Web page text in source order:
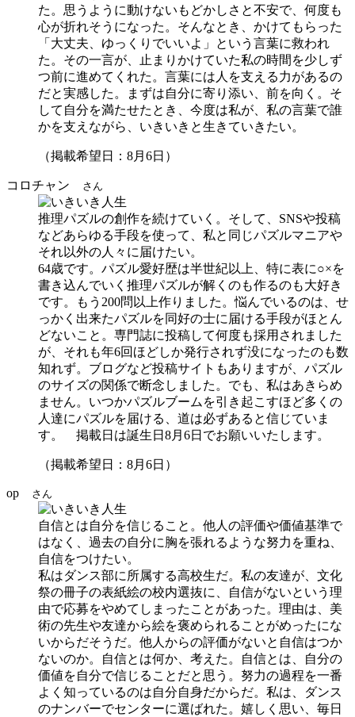
た。思うように動けないもどかしさと不安で、何度も
心が折れそうになった。そんなとき、かけてもらった
「大丈夫、ゆっくりでいいよ」という言葉に救われ
た。その一言が、止まりかけていた私の時間を少しず
つ前に進めてくれた。言葉には人を支える力があるの
だと実感した。まずは自分に寄り添い、前を向く。そ
して自分を満たせたとき、今度は私が、私の言葉で誰
かを支えながら、いきいきと生きていきたい。
（掲載希望日：8月6日）
コロチャン さん
推理パズルの創作を続けていく。そして、SNSや投稿
などあらゆる手段を使って、私と同じパズルマニアや
それ以外の人々に届けたい。
64歳です。パズル愛好歴は半世紀以上、特に表に○×を
書き込んでいく推理パズルが解くのも作るのも大好き
です。もう200問以上作りました。悩んでいるのは、せ
っかく出来たパズルを同好の士に届ける手段がほとん
どないこと。専門誌に投稿して何度も採用されました
が、それも年6回ほどしか発行されず没になったのも数
知れず。ブログなど投稿サイトもありますが、パズル
のサイズの関係で断念しました。でも、私はあきらめ
ません。いつかパズルブームを引き起こすほど多くの
人達にパズルを届ける、道は必ずあると信じていま
す。 掲載日は誕生日8月6日でお願いいたします。
（掲載希望日：8月6日）
op さん
自信とは自分を信じること。他人の評価や価値基準で
はなく、過去の自分に胸を張れるような努力を重ね、
自信をつけたい。
私はダンス部に所属する高校生だ。私の友達が、文化
祭の冊子の表紙絵の校内選抜に、自信がないという理
由で応募をやめてしまったことがあった。理由は、美
術の先生や友達から絵を褒められることがめったにな
いからだそうだ。他人からの評価がないと自信はつか
ないのか。自信とは何か、考えた。自信とは、自分の
価値を自分で信じることだと思う。努力の過程を一番
よく知っているのは自分自身だからだ。私は、ダンス
のナンバーでセンターに選ばれた。嬉しく思い、毎日